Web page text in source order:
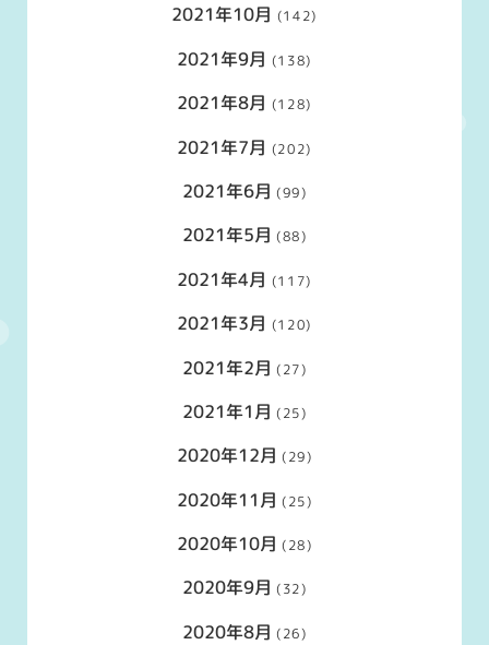
2021年10月 (142)
2021年9月 (138)
2021年8月 (128)
2021年7月 (202)
2021年6月 (99)
2021年5月 (88)
2021年4月 (117)
2021年3月 (120)
2021年2月 (27)
2021年1月 (25)
2020年12月 (29)
2020年11月 (25)
2020年10月 (28)
2020年9月 (32)
2020年8月 (26)